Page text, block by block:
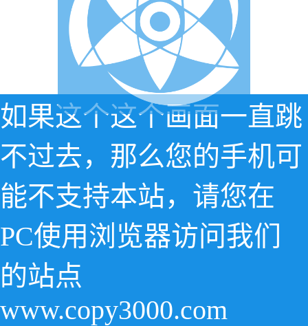
如果这个这个画面一直跳
不过去，那么您的手机可
能不支持本站，请您在
PC使用浏览器访问我们
的站点
www.copy3000.com